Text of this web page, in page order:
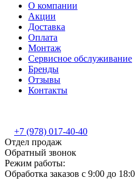
О компании
Акции
Доставка
Оплата
Монтаж
Сервисное обслуживание
Бренды
Отзывы
Контакты
+7 (978) 017-40-40
Отдел продаж
Обратный звонок
Режим работы:
Обработка заказов с 9:00 до